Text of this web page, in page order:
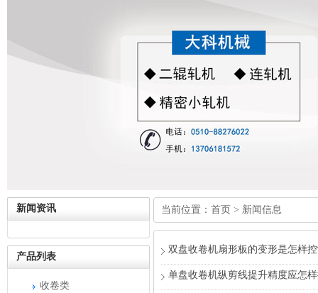
新闻资讯
产品列表
收卷类
当前位置： 首页 > 新闻信息
双盘收卷机扇形板的变形是怎样
单盘收卷机纵剪线提升精度应怎